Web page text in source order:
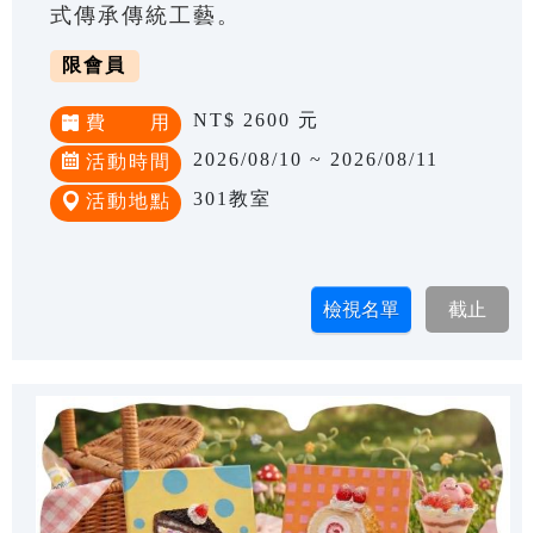
式傳承傳統工藝。
限會員
費 用 NT$ 2600 元
活動時間 2026/08/10 ~ 2026/08/11
活動地點 301教室